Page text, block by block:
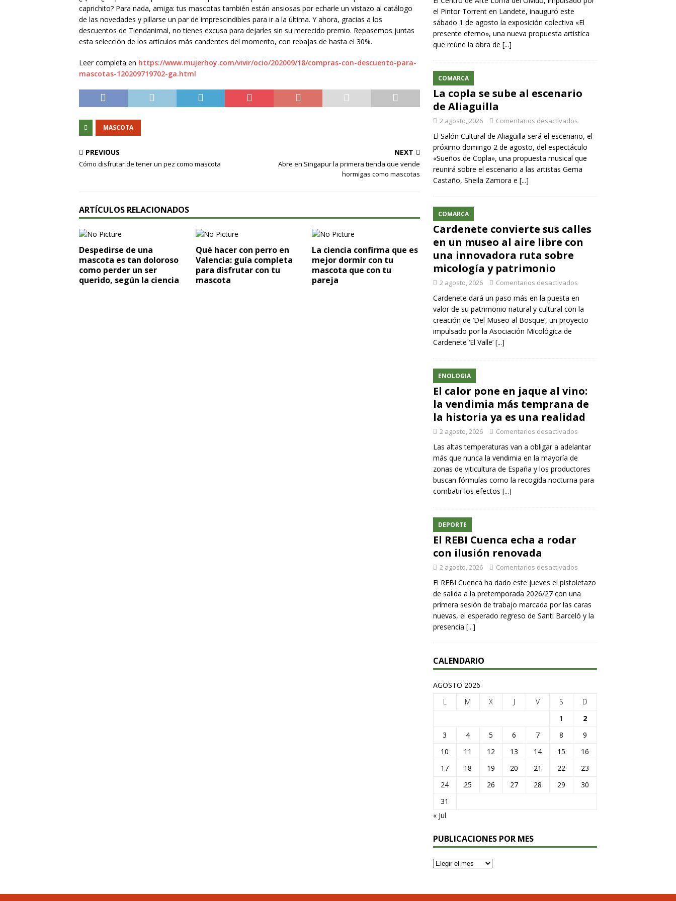
caprichito? Para nada, amiga: tus mascotas también están ansiosas por echarle un vistazo al catálogo
de las novedades y pillarse un par de imprescindibles para ir a la última. Y ahora, gracias a los
descuentos de Tiendanimal, no tienes excusa para dejarles sin su merecido premio. Repasemos juntas
esta selección de los artículos más candentes del momento, con rebajas de hasta el 30%.
Leer completa en https://www.mujerhoy.com/vivir/ocio/202009/18/compras-con-descuento-para-
mascotas-120209719702-ga.html
MASCOTA
PREVIOUS
Cómo disfrutar de tener un pez como mascota
NEXT
Abre en Singapur la primera tienda que vende
hormigas como mascotas
ARTÍCULOS RELACIONADOS
Despedirse de una
mascota es tan doloroso
como perder un ser
querido, según la ciencia
Qué hacer con perro en
Valencia: guía completa
para disfrutar con tu
mascota
La ciencia confirma que es
mejor dormir con tu
mascota que con tu
pareja
el Pintor Torrent en Landete, inauguró este
sábado 1 de agosto la exposición colectiva «El
presente eterno», una nueva propuesta artística
que reúne la obra de [...]
COMARCA
La copla se sube al escenario
de Aliaguilla
2 agosto, 2026 Comentarios desactivados
El Salón Cultural de Aliaguilla será el escenario, el
próximo domingo 2 de agosto, del espectáculo
«Sueños de Copla», una propuesta musical que
reunirá sobre el escenario a las artistas Gema
Castaño, Sheila Zamora e [...]
COMARCA
Cardenete convierte sus calles
en un museo al aire libre con
una innovadora ruta sobre
micología y patrimonio
2 agosto, 2026 Comentarios desactivados
Cardenete dará un paso más en la puesta en
valor de su patrimonio natural y cultural con la
creación de ‘Del Museo al Bosque’, un proyecto
impulsado por la Asociación Micológica de
Cardenete ‘El Valle’ [...]
ENOLOGIA
El calor pone en jaque al vino:
la vendimia más temprana de
la historia ya es una realidad
2 agosto, 2026 Comentarios desactivados
Las altas temperaturas van a obligar a adelantar
más que nunca la vendimia en la mayoría de
zonas de viticultura de España y los productores
buscan fórmulas como la recogida nocturna para
combatir los efectos [...]
DEPORTE
El REBI Cuenca echa a rodar
con ilusión renovada
2 agosto, 2026 Comentarios desactivados
El REBI Cuenca ha dado este jueves el pistoletazo
de salida a la pretemporada 2026/27 con una
primera sesión de trabajo marcada por las caras
nuevas, el esperado regreso de Santi Barceló y la
presencia [...]
CALENDARIO
AGOSTO 2026
L
M X J V S
D
1
2
3
4 5 6 7 8
9
10
11 12 13 14 15
16
17
18 19 20 21 22
23
24
25 26 27 28 29
30
31
« Jul
PUBLICACIONES POR MES